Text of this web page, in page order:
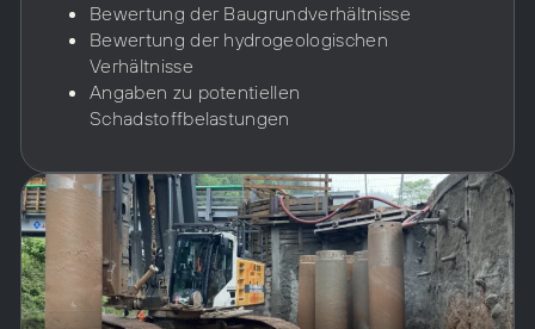
Bewertung der Baugrundverhältnisse
Bewertung der hydrogeologischen
Verhältnisse
Angaben zu potentiellen
Schadstoffbelastungen